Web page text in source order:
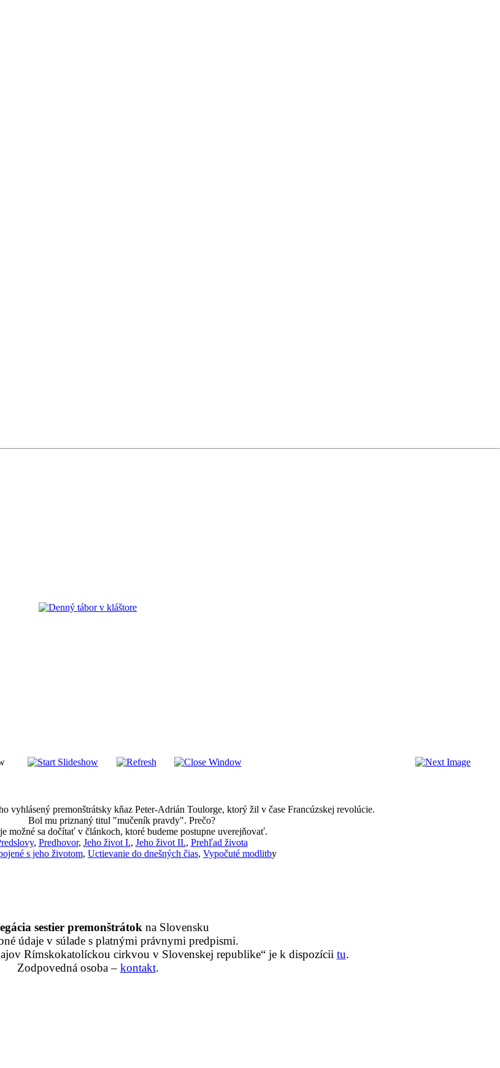
vyhlásený premonštrátsky kňaz Peter-Adrián Toulorge, ktorý žil v čase Francúzskej revolúcie.
Bol mu priznaný titul "mučeník pravdy". Prečo?
možné sa dočítať v článkoch, ktoré budeme postupne uverejňovať.
, Predhovor, Jeho život I., Jeho život II., Prehľad života
s jeho životom, Uctievanie do dnešných čias, Vypočuté modlitby
sestier premonštrátok na Slovensku
údaje v súlade s platnými právnymi predpismi.
Rímskokatolíckou cirkvou v Slovenskej republike“ je k dispozícii tu.
Zodpovedná osoba – kontakt.